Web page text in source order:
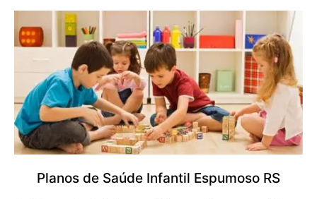
Planos de Saúde Infantil Espumoso RS